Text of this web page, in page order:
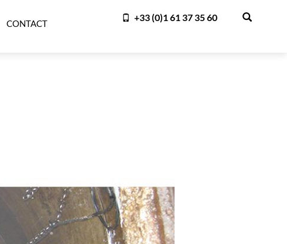
CONTACT
+33 (0)1 61 37 35 60